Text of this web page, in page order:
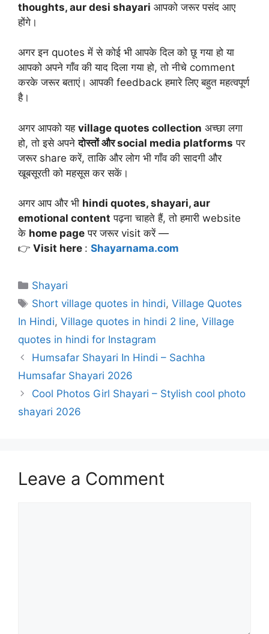
thoughts, aur desi shayari आपको जरूर पसंद आए
होंगे।
अगर इन quotes में से कोई भी आपके दिल को छू गया हो या
आपको अपने गाँव की याद दिला गया हो, तो नीचे comment
करके जरूर बताएं। आपकी feedback हमारे लिए बहुत महत्वपूर्ण
है।
अगर आपको यह village quotes collection अच्छा लगा
हो, तो इसे अपनेदोस्तों और social media platforms पर
जरूर share करें, ताकि और लोग भी गाँव की सादगी और
खूबसूरती को महसूस कर सकें।
अगर आप और भी hindi quotes, shayari, aur
emotional content पढ़ना चाहते हैं, तो हमारी website
के home page पर जरूर visit करें —
👉 Visit here : Shayarnama.com
Categories
Shayari
Tags
Short village quotes in hindi,Village Quotes
In Hindi, Village quotes in hindi 2 line, Village
quotes in hindi for Instagram
Humsafar Shayari In Hindi – Sachha
Humsafar Shayari 2026
Cool Photos Girl Shayari – Stylish cool photo
shayari 2026
Leave a Comment